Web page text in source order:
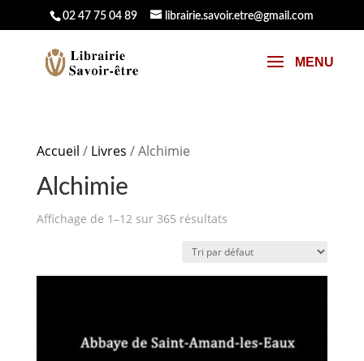
02 47 75 04 89 librairie.savoir.etre@gmail.com
Accueil / Livres / Alchimie
Alchimie
Affichage de 1–12 sur 365 résultats